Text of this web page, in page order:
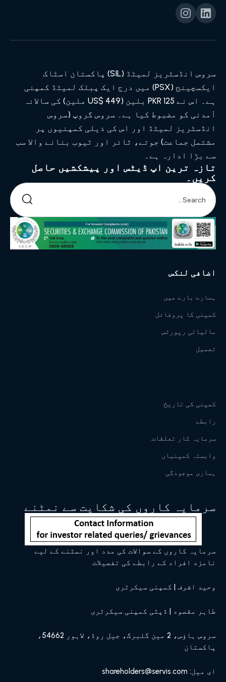
سروس انڈسٹریز لمیٹڈ (SIL) پاکستان اسٹاک
ایکسچینج (PSX) میں درج ایک پبلک لمیٹڈ کمپنی
ہے۔ اس نے PKR 125 بلین (US$ 449 ملین) کی سالانہ
آمدنی کو مضبوط کیا ہے۔ سروس گروپ (سروس
انڈسٹریز لمیٹڈ اور اس کی ذیلی کمپنیوں پر
مشتمل جماعت) جوتے، ٹائر اور ٹیوب بنانے والا سب
سے بڑا ادارہ ہے۔
تازہ ترین اپ ڈیٹس اور پیشکشیں حاصل
کریں۔
اضافی لنکس
ہمارے بارے میں
کمپنی کا پروفائل
مالیاتی رپورٹس
تعمیل
کمپنی کی تاریخ
رابطے
سرمایہ کار تعلقات
وابستہ کمپنیاں
ہماری موجودگی
سرمایہ کاروں کی شکایت سے نمٹنے
سرمایہ کاروں کے سوالات کی مدد اور نمٹنے کے لیے
نامزد افراد کے رابطے کی تفصیلات
وحید اشرف | کمپنی سیکرٹری
طاہر مقصود | ڈپٹی کمپنی سیکرٹری
سروس ہاؤس، 2 مین گلبرگ، جیل روڈ، لاہور 54662،
پاکستان
ای میل: shareholders@servis.com